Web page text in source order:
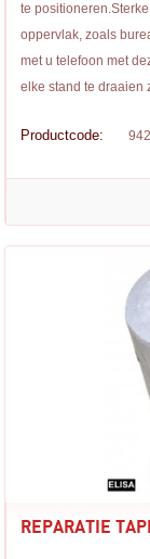
te
oppervlak, zoals
met u telefoon met
elke stand te draaien
Productcode:
REPARATIE